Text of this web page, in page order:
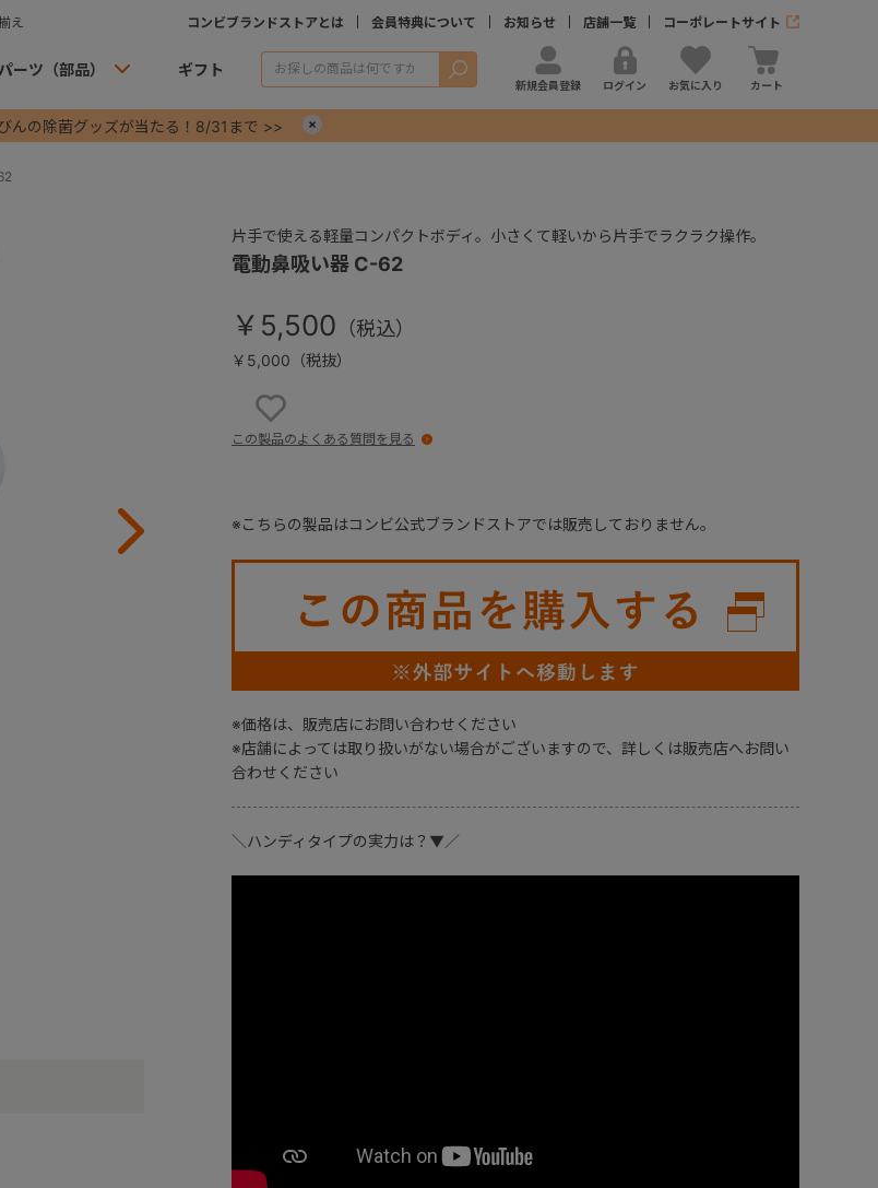
え コンビブランドストアとは 会員特典について お知らせ 店舗一覧 コーポレートサイト
パーツ（部品） ギフト 検索
新規会員登録 ログイン お気に入り カート
んの除菌グッズが当たる！8/31まで >>
片手で使える軽量コンパクトボディ。小さくて軽いから片手でラクラク操作。
電動鼻吸い器 C-62
￥5,500
￥5,000（税抜）
この製品のよくある質問を見る
※こちらの製品はコンビ公式ブランドストアでは販売しておりません。
※価格は、販売店にお問い合わせください
※店舗によっては取り扱いがない場合がございますので、詳しくは販売店へお問い
合わせください
＼ハンディタイプの実力は？▼／